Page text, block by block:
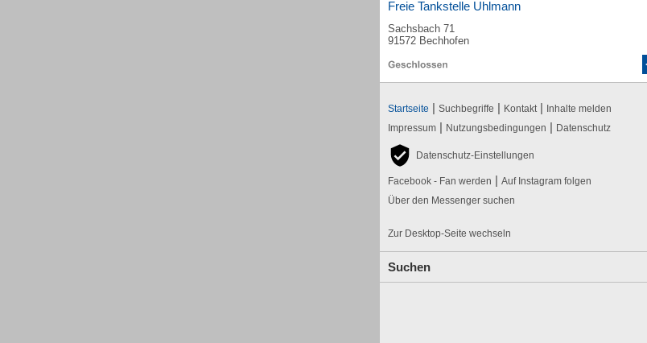
Freie Tankstelle Uhlmann
Sachsbach 71
91572 Bechhofen
Startseite | Suchbegriffe | Kontakt | Inhalte melden
Impressum | Nutzungsbedingungen | Datenschutz
Datenschutz-Einstellungen
Facebook - Fan werden | Auf Instagram folgen
Über den Messenger suchen
Zur Desktop-Seite wechseln
Suchen